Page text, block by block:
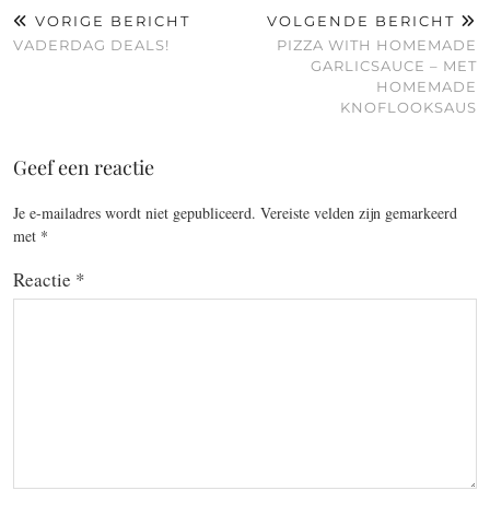
VORIGE BERICHT
VADERDAG DEALS!
VOLGENDE BERICHT
PIZZA WITH HOMEMADE
GARLICSAUCE – MET
HOMEMADE
KNOFLOOKSAUS
Geef een reactie
Je e-mailadres wordt niet gepubliceerd. Vereiste velden zijn gemarkeerd
met *
Reactie *